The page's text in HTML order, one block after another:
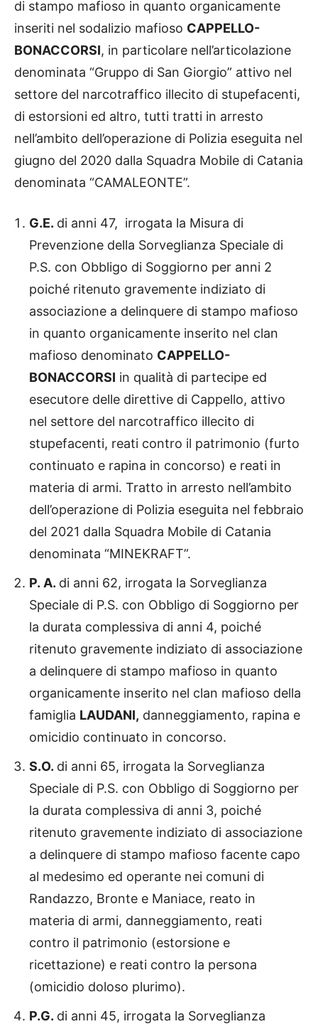
di stampo mafioso in quanto organicamente
inseriti nel sodalizio mafioso CAPPELLO-
BONACCORSI, in particolare nell’articolazione
denominata “Gruppo di San Giorgio” attivo nel
settore del narcotraffico illecito di stupefacenti,
di estorsioni ed altro, tutti tratti in arresto
nell’ambito dell’operazione di Polizia eseguita nel
giugno del 2020 dalla Squadra Mobile di Catania
denominata “CAMALEONTE”.
G.E. di anni 47, irrogata la Misura di
Prevenzione della Sorveglianza Speciale di
P.S. con Obbligo di Soggiorno per anni 2
poiché ritenuto gravemente indiziato di
associazione a delinquere di stampo mafioso
in quanto organicamente inserito nel clan
mafioso denominato CAPPELLO-
BONACCORSI in qualità di partecipe ed
esecutore delle direttive di Cappello, attivo
nel settore del narcotraffico illecito di
stupefacenti, reati contro il patrimonio (furto
continuato e rapina in concorso) e reati in
materia di armi. Tratto in arresto nell’ambito
dell’operazione di Polizia eseguita nel febbraio
del 2021 dalla Squadra Mobile di Catania
denominata “MINEKRAFT”.
P. A. di anni 62, irrogata la Sorveglianza
Speciale di P.S. con Obbligo di Soggiorno per
la durata complessiva di anni 4, poiché
ritenuto gravemente indiziato di associazione
a delinquere di stampo mafioso in quanto
organicamente inserito nel clan mafioso della
famiglia LAUDANI, danneggiamento, rapina e
omicidio continuato in concorso.
S.O. di anni 65, irrogata la Sorveglianza
Speciale di P.S. con Obbligo di Soggiorno per
la durata complessiva di anni 3, poiché
ritenuto gravemente indiziato di associazione
a delinquere di stampo mafioso facente capo
al medesimo ed operante nei comuni di
Randazzo, Bronte e Maniace, reato in
materia di armi, danneggiamento, reati
contro il patrimonio (estorsione e
ricettazione) e reati contro la persona
(omicidio doloso plurimo).
P.G. di anni 45, irrogata la Sorveglianza